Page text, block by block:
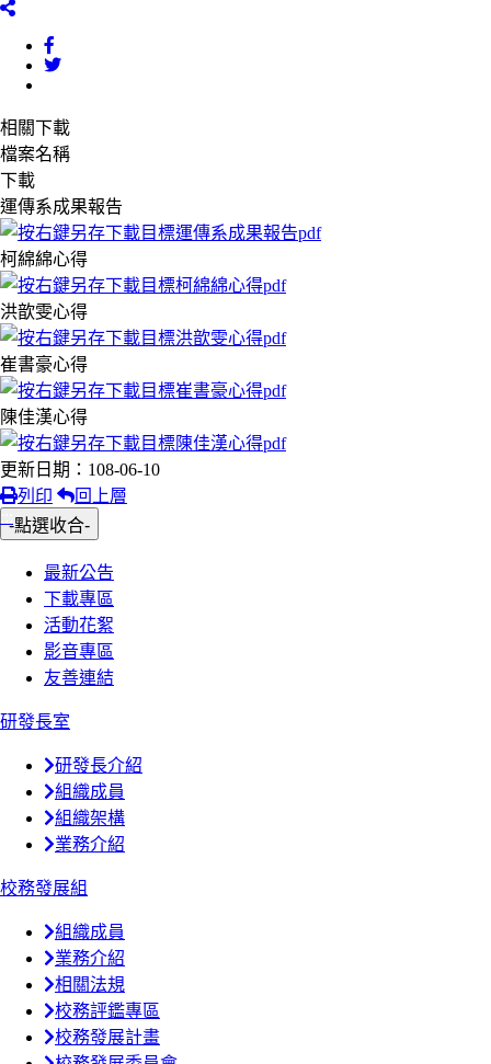
相關下載
檔案名稱
下載
運傳系成果報告
柯綿綿心得
洪歆雯心得
崔書豪心得
陳佳漢心得
更新日期：108-06-10
列印
回上層
::: -點選收合-
最新公告
下載專區
活動花絮
影音專區
友善連結
研發長室
研發長介紹
組織成員
組織架構
業務介紹
校務發展組
組織成員
業務介紹
相關法規
校務評鑑專區
校務發展計畫